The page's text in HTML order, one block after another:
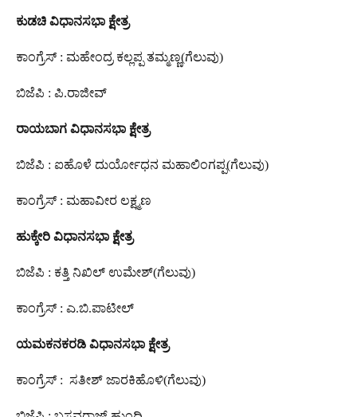
ಕುಡಚಿ ವಿಧಾನಸಭಾ ಕ್ಷೇತ್ರ
ಕಾಂಗ್ರೆಸ್ : ಮಹೇಂದ್ರ ಕಲ್ಲಪ್ಪ ತಮ್ಮಣ್ಣ(ಗೆಲುವು)
ಬಿಜೆಪಿ : ಪಿ.ರಾಜೀವ್
ರಾಯಬಾಗ ವಿಧಾನಸಭಾ ಕ್ಷೇತ್ರ
ಬಿಜೆಪಿ : ಐಹೊಳೆ ದುರ್ಯೋಧನ ಮಹಾಲಿಂಗಪ್ಪ(ಗೆಲುವು)
ಕಾಂಗ್ರೆಸ್‌ : ಮಹಾವೀರ ಲಕ್ಷ್ಮಣ
ಹುಕ್ಕೇರಿ ವಿಧಾನಸಭಾ ಕ್ಷೇತ್ರ
ಬಿಜೆಪಿ : ಕತ್ತಿ ನಿಖಿಲ್ ಉಮೇಶ್(ಗೆಲುವು)
ಕಾಂಗ್ರೆಸ್ : ಎ.ಬಿ.ಪಾಟೀಲ್
ಯಮಕನಕರಡಿ ವಿಧಾನಸಭಾ ಕ್ಷೇತ್ರ
ಕಾಂಗ್ರೆಸ್ : ಸತೀಶ್ ಜಾರಕಿಹೊಳಿ(ಗೆಲುವು)